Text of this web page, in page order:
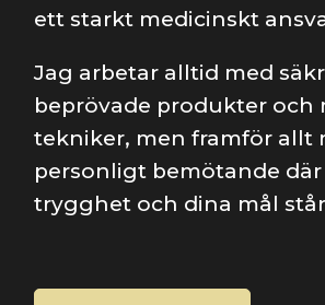
ett starkt medicinskt
Jag arbetar alltid med
beprövade produkter och
tekniker, men framför allt
personligt bemötande där
trygghet och dina mål